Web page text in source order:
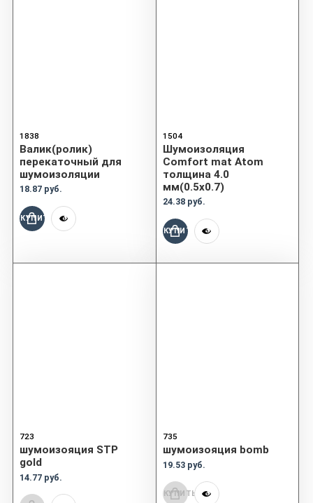
1838
Валик(ролик)
перекаточный для
шумоизоляции
18.87 руб.
КУПИТЬ
1504
Шумоизоляция
Comfort mat Atom
толщина 4.0
мм(0.5x0.7)
24.38 руб.
КУПИТЬ
723
шумоизояция STP
gold
14.77 руб.
735
шумоизояция bomb
19.53 руб.
КУПИТЬ